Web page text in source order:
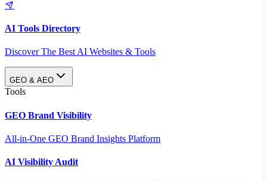
AI Tools Directory
Discover The Best AI Websites & Tools
GEO & AEO
Tools
GEO Brand Visibility
All-in-One GEO Brand Insights Platform
AI Visibility Audit